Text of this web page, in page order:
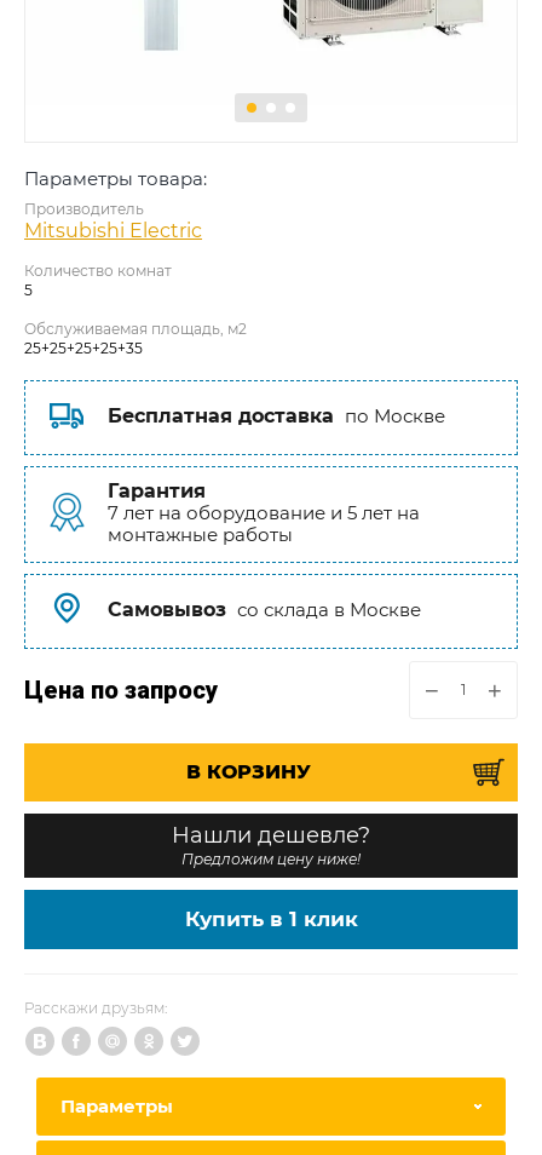
Параметры товара:
Производитель
Mitsubishi Electric
Количество комнат
5
Обслуживаемая площадь, м2
25+25+25+25+35
Бесплатная доставка по Москве
Гарантия
7 лет на оборудование и 5 лет на
монтажные работы
Самовывоз со склада в Москве
Цена по запросу − +
В КОРЗИНУ
Нашли дешевле?
Предложим цену ниже!
Купить в 1 клик
Расскажи друзьям:
Параметры